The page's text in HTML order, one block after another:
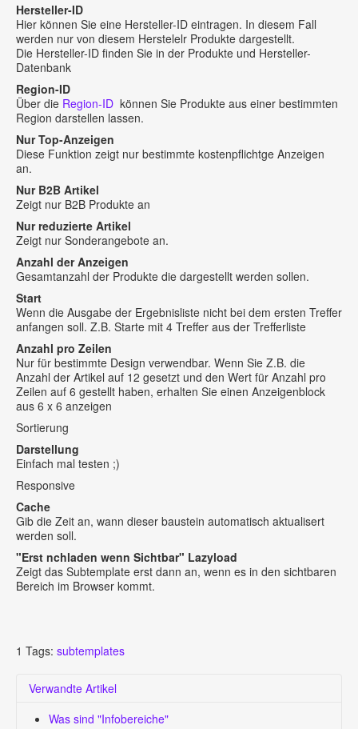
Hersteller-ID
Hier können Sie eine Hersteller-ID eintragen. In diesem Fall
werden nur von diesem Herstelelr Produkte dargestellt.
Die Hersteller-ID finden Sie in der Produkte und Hersteller-
Datenbank
Region-ID
Über die Region-ID können Sie Produkte aus einer bestimmten
Region darstellen lassen.
Nur Top-Anzeigen
Diese Funktion zeigt nur bestimmte kostenpflichtge Anzeigen
an.
Nur B2B Artikel
Zeigt nur B2B Produkte an
Nur reduzierte Artikel
Zeigt nur Sonderangebote an.
Anzahl der Anzeigen
Gesamtanzahl der Produkte die dargestellt werden sollen.
Start
Wenn die Ausgabe der Ergebnisliste nicht bei dem ersten Treffer
anfangen soll. Z.B. Starte mit 4 Treffer aus der Trefferliste
Anzahl pro Zeilen
Nur für bestimmte Design verwendbar. Wenn Sie Z.B. die
Anzahl der Artikel auf 12 gesetzt und den Wert für Anzahl pro
Zeilen auf 6 gestellt haben, erhalten Sie einen Anzeigenblock
aus 6 x 6 anzeigen
Sortierung
Darstellung
Einfach mal testen ;)
Responsive
Cache
Gib die Zeit an, wann dieser baustein automatisch aktualisert
werden soll.
"Erst nchladen wenn Sichtbar" Lazyload
Zeigt das Subtemplate erst dann an, wenn es in den sichtbaren
Bereich im Browser kommt.
1 Tags: subtemplates
Verwandte Artikel
Was sind "Infobereiche"